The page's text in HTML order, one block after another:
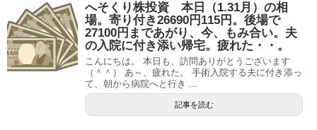
へそくり株投資 本日（1.31月）の相
場。寄り付き26690円115円。後場で
27100円まであがり、今、もみ合い。夫
の入院に付き添い帰宅。疲れた・・。
こんにちは。 本日も、訪問ありがとうございます
（＾＾） あ～、疲れた。 手術入院する夫に付き添っ
て、朝から病院へと行き ...
記事を読む